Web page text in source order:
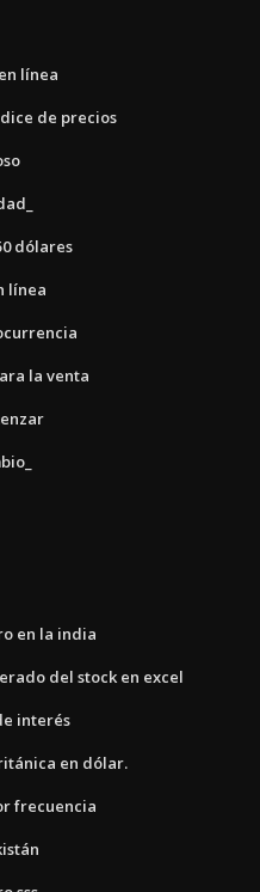
línea
de precios
dólares
línea
la venta
en la india
del stock en excel
interés
en dólar.
frecuencia